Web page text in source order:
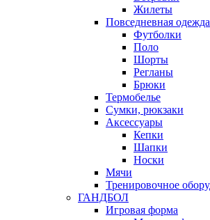
Жилеты
Повседневная одежда
Футболки
Поло
Шорты
Регланы
Брюки
Термобелье
Сумки, рюкзаки
Аксессуары
Кепки
Шапки
Носки
Мячи
Тренировочное
ГАНДБОЛ
Игровая форма